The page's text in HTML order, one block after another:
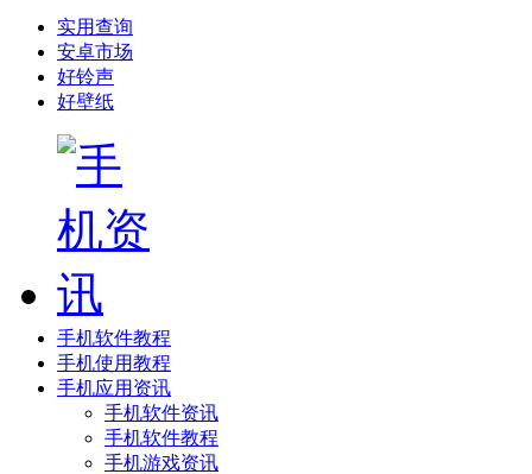
实用查询
安卓市场
好铃声
好壁纸
手机软件教程
手机使用教程
手机应用资讯
手机软件资讯
手机软件教程
手机游戏资讯